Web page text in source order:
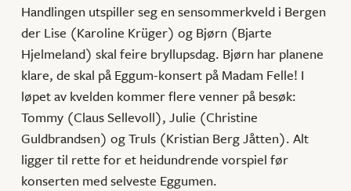
Handlingen utspiller seg en sensommerkveld i Bergen
der Lise (Karoline Krüger) og Bjørn (Bjarte
Hjelmeland) skal feire bryllupsdag. Bjørn har planene
klare, de skal på Eggum-konsert på Madam Felle! I
løpet av kvelden kommer flere venner på besøk:
Tommy (Claus Sellevoll), Julie (Christine
Guldbrandsen) og Truls (Kristian Berg Jåtten). Alt
ligger til rette for et heidundrende vorspiel før
konserten med selveste Eggumen.